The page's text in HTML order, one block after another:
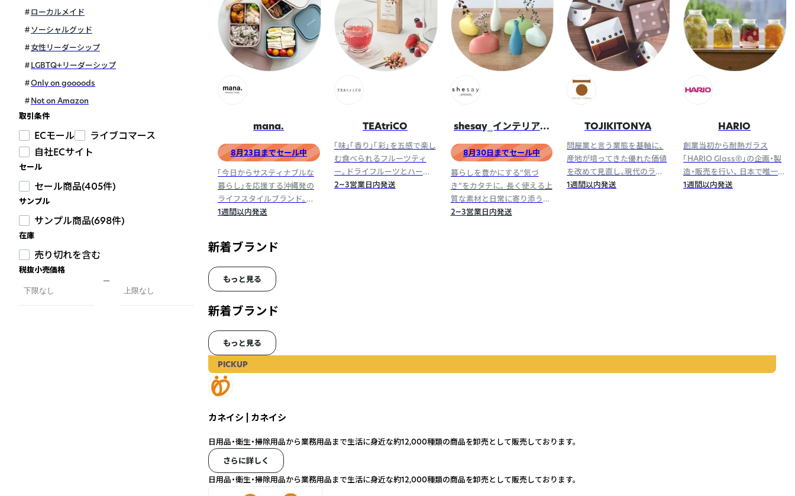
ローカルメイド
ソーシャルグッド
女性リーダーシップ
LGBTQ+リーダーシップ
Only on goooods
Not on Amazon
取引条件
ECモール
ライブコマース
自社ECサイト
セール
セール商品(405件)
サンプル
サンプル商品(698件)
在庫
売り切れを含む
税抜小売価格
mana.
8月23日までセール中
「今日からサスティナブルな
暮らし」を応援する沖縄発の
ライフスタイルブランド。全
ての製品がプラスチックフリ
1週間以内発送
TEAtriCO
「味」「香り」「彩」を五感で楽し
む食べられるフルーツティ
ー。ドライフルーツとハーブ
の個性豊かなブレンドが特別
2~3営業日内発送
shesay‗インテリア雑
貨‗
8月30日までセール中
暮らしを豊かにする“気づ
き”をカタチに。 長く使える上
質な素材と日常に寄り添うデ
ザインを、オリジナルで展開
2~3営業日内発送
TOJIKITONYA
問屋業と言う業態を基軸に、
産地が培ってきた優れた価値
を改めて見直し、現代のライ
フスタイルに合わせた提案を
1週間以内発送
HARIO
創業当初から耐熱ガラス
「HARIO Glass®︎」の企画・製
造・販売を行い、 日本で唯一、
耐熱ガラス工場を保有してい
1週間以内発送
新着ブランド
もっと見る
新着ブランド
もっと見る
PICKUP
カネイシ | カネイシ
日用品・衛生・掃除用品から業務用品まで生活に身近な約12,000種類の商品を卸売として販売しております。
さらに詳しく
日用品・衛生・掃除用品から業務用品まで生活に身近な約12,000種類の商品を卸売として販売しております。